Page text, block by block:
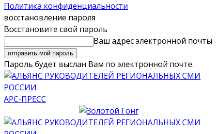
Политика конфиденциальности
восстановление пароля
Восстановите свой пароль
Ваш адрес электронной почты
Пароль будет выслан Вам по электронной почте.
АРС-ПРЕСС